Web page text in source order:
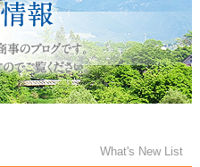
What's New List